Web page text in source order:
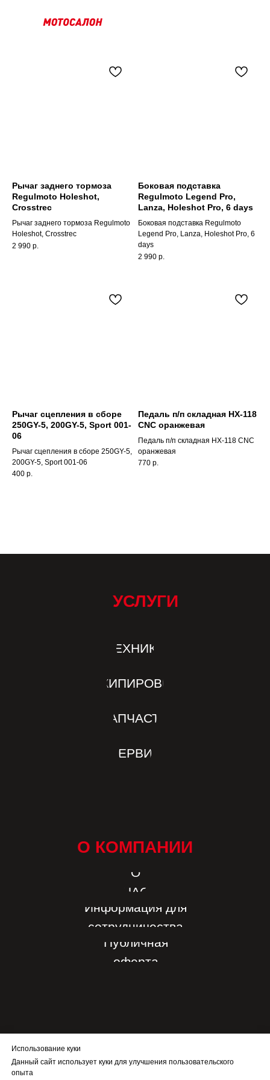
Рычаг заднего тормоза
Regulmoto Holeshot,
Crosstrec
Рычаг заднего тормоза Regulmoto
Holeshot, Crosstrec
2 990 р.
Боковая подставка
Regulmoto Legend Pro,
Lanza, Holeshot Pro, 6 days
Боковая подставка Regulmoto
Legend Pro, Lanza, Holeshot Pro, 6
days
2 990 р.
Рычаг сцепления в сборе
250GY-5, 200GY-5, Sport 001-
06
Рычаг сцепления в сборе 250GY-5,
200GY-5, Sport 001-06
400 р.
Педаль п/п складная HX-118
CNC оранжевая
Педаль п/п складная HX-118 CNC
оранжевая
770 р.
СЕРВИС
ЗАПЧАСТИ
Информация для
сотрудничества
ЭКИПИРОВКА
ТЕХНИКА
Публичная
оферта
О
НАС
О КОМПАНИИ
УСЛУГИ
Использование куки
Данный сайт использует куки для улучшения пользовательского
опыта